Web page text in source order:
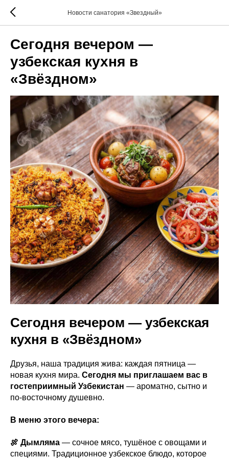
Новости санатория «Звездный»
Сегодня вечером —
узбекская кухня в
«Звёздном»
Сегодня вечером — узбекская
кухня в «Звёздном»
Друзья, наша традиция жива: каждая пятница —
новая кухня мира. Сегодня мы приглашаем вас в
гостеприимный Узбекистан — ароматно, сытно и
по-восточному душевно.
В меню этого вечера:
🍖 Дымляма — сочное мясо, тушёное с овощами и
специями. Традиционное узбекское блюдо, которое